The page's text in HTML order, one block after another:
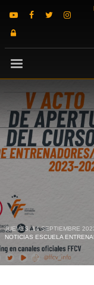
JUEVES, 14 SEPTIEMBRE
NOTICIAS ESCUELA